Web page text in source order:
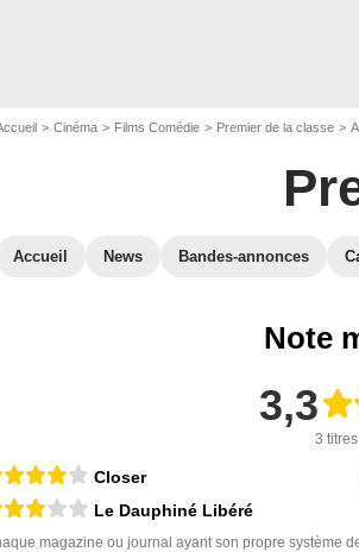
Cinéma Films Comédie Premier de la classe
Accueil News Bandes-annonces
Note
3,3
3
Closer
Le Dauphiné Libéré
magazine ou journal ayant son propre système